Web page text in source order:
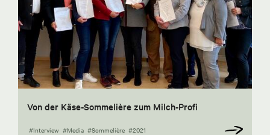
Von der Käse-Sommelière zum Milch-Profi
#Interview #Media #Sommelière #2021